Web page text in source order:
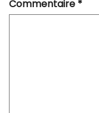
Commentaire *